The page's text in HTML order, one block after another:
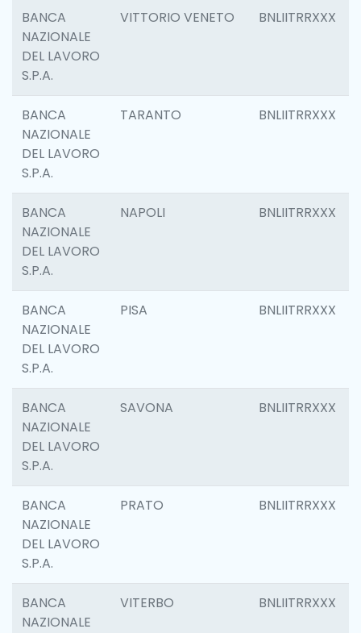
BANCA
NAZIONALE
DEL LAVORO
S.P.A.
VITTORIO VENETO BNLIITRRXXX
BANCA
NAZIONALE
DEL LAVORO
S.P.A.
TARANTO BNLIITRRXXX
BANCA
NAZIONALE
DEL LAVORO
S.P.A.
NAPOLI BNLIITRRXXX
BANCA
NAZIONALE
DEL LAVORO
S.P.A.
PISA BNLIITRRXXX
BANCA
NAZIONALE
DEL LAVORO
S.P.A.
SAVONA BNLIITRRXXX
BANCA
NAZIONALE
DEL LAVORO
S.P.A.
PRATO BNLIITRRXXX
BANCA
NAZIONALE
VITERBO BNLIITRRXXX